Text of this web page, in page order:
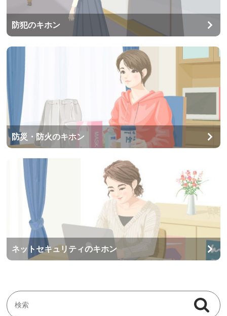
検索キーワード入力
検索
防犯のキホン
防災・防火のキホン
ネットセキュリティのキホン